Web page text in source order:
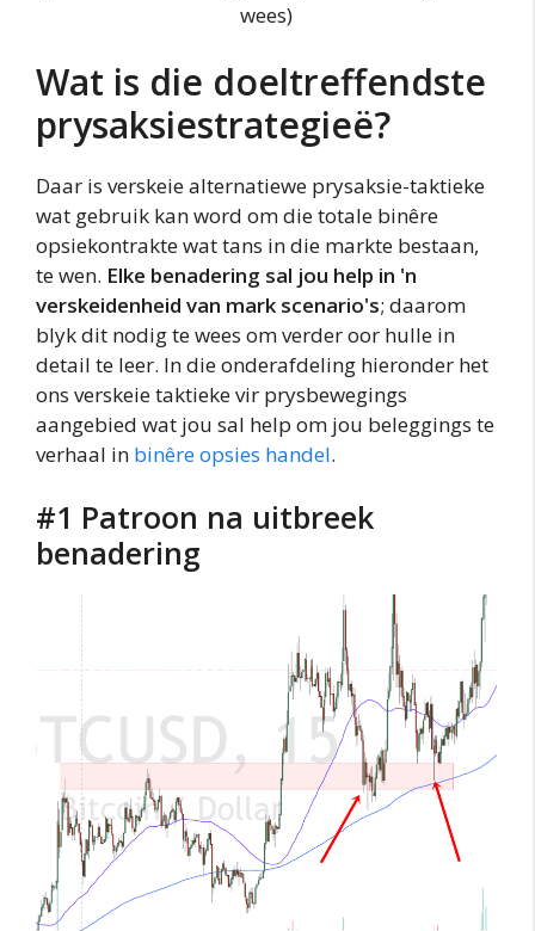
wees)
Wat is die doeltreffendste
prysaksiestrategieë?
Daar is verskeie alternatiewe prysaksie-taktieke
wat gebruik kan word om die totale binêre
opsiekontrakte wat tans in die markte bestaan,
te wen. Elke benadering sal jou help in 'n
verskeidenheid van mark scenario's; daarom
blyk dit nodig te wees om verder oor hulle in
detail te leer. In die onderafdeling hieronder het
ons verskeie taktieke vir prysbewegings
aangebied wat jou sal help om jou beleggings te
verhaal in binêre opsies handel.
#1 Patroon na uitbreek
benadering